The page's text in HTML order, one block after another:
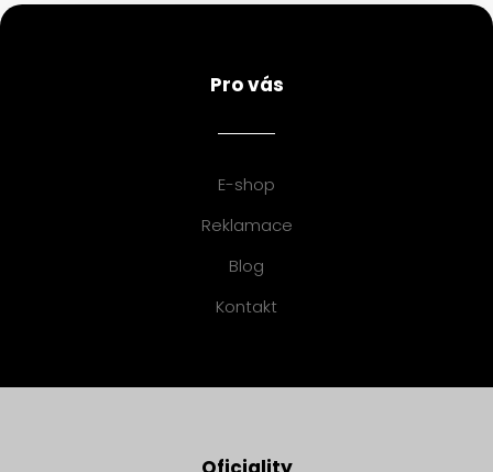
Pro vás
E-shop
Reklamace
Blog
Kontakt